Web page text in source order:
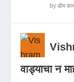
byडोम
वाड्याचा न